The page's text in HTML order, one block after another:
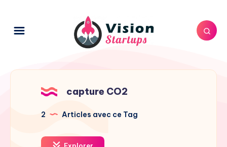
capture CO2
2 Articles avec ce Tag
Explorer